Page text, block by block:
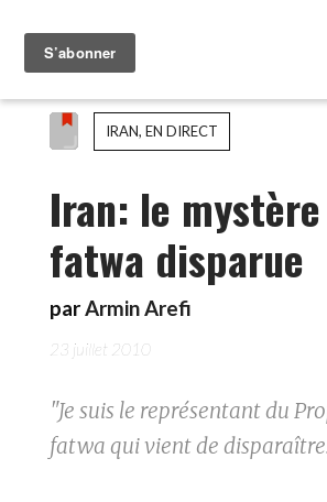
IRAN, EN DIRECT
Iran: le
fatwa disparue
parArmin Arefi
23 juillet 2010
"Je suis le représentant du
fatwa qui vient de